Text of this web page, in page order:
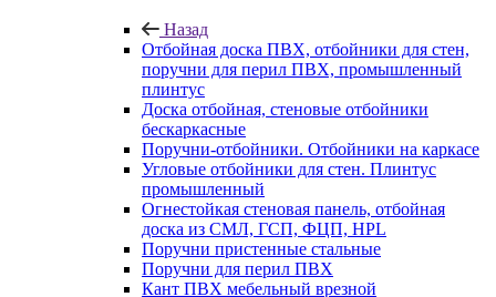
Назад
Отбойная доска ПВХ, отбойники для стен,
поручни для перил ПВХ, промышленный
плинтус
Доска отбойная, стеновые отбойники
бескаркасные
Поручни-отбойники. Отбойники на каркасе
Угловые отбойники для стен. Плинтус
промышленный
Огнестойкая стеновая панель, отбойная
доска из СМЛ, ГСП, ФЦП, HPL
Поручни пристенные стальные
Поручни для перил ПВХ
Кант ПВХ мебельный врезной